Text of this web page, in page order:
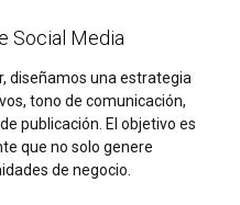
Social Media
diseñamos una estrategia
tono de comunicación,
publicación. El objetivo es
que no solo genere
de negocio.